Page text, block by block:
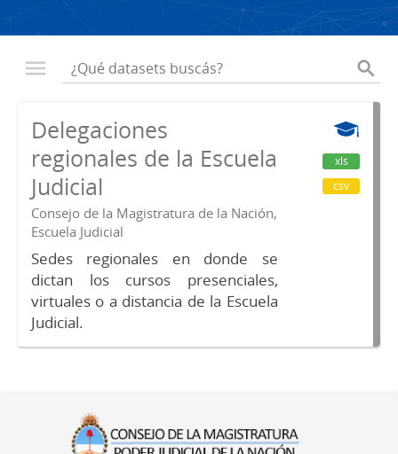
Delegaciones
regionales de la Escuela
Judicial
Consejo de la Magistratura de la Nación,
Escuela Judicial
Sedes regionales en donde se
dictan los cursos presenciales,
virtuales o a distancia de la Escuela
Judicial.
xls
csv